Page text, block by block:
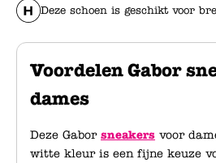
Deze schoen is geschikt voor
Voordelen Gabor
dames
Deze Gabor sneakers voor
witte kleur is een fijne keuze